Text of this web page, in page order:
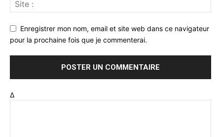
Enregistrer mon nom, email et site web dans ce navigateur
pour la prochaine fois que je commenterai.
Δ